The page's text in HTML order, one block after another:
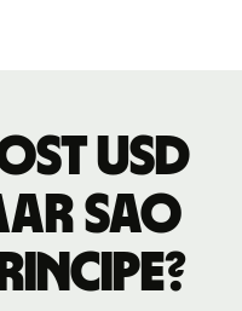
USD
Sao